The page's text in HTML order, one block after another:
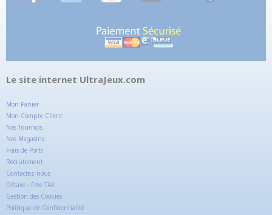
Le site internet UltraJeux.com
Mon Panier
Mon Compte Client
Nos Tournois
Nos Magasins
Frais de Ports
Recrutement
Contactez-nous
Détaxe - Free TAX
Gestion des Cookies
Politique de Confidentialité